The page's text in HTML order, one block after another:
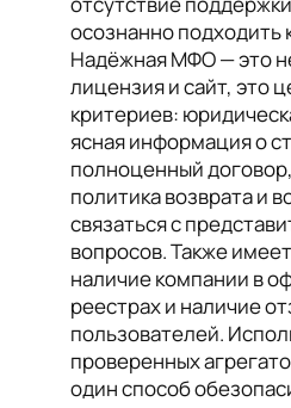
осознанно подходить
Надёжная МФО — это
лицензия и сайт, это
критериев:
ясная информация о
полноценный
политика возврата и
связаться с
вопросов. Также
наличие компании в
реестрах и наличие
пользователей.
проверенных
один способ